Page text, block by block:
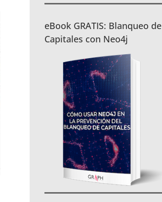
eBook GRATIS: Blanqueo de
Capitales con Neo4j